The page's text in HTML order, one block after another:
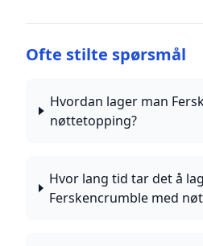
Ofte stilte spørsmål
Hvordan lager man
nøttetopping?
Hvor lang tid tar det å
Ferskencrumble med